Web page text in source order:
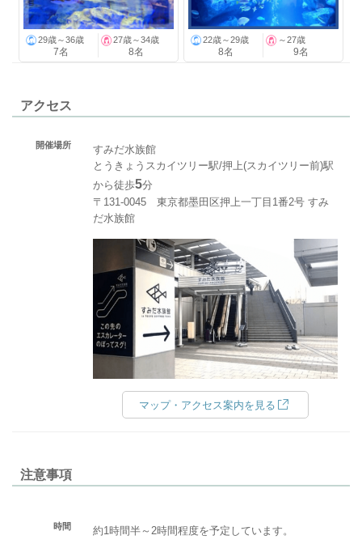
29歳～36歳
7名
27歳～34歳
8名
22歳～29歳
8名
～27歳
9名
アクセス
開催場所
すみだ水族館
とうきょうスカイツリー駅/​​​​​​​押上(スカイツリー前)駅
から徒歩5分
〒131-0045 東京都墨田区押上一丁目1番2号 すみ
だ水族館
マップ・アクセス案内を見る
注意事項
時間 約1時間半～2時間程度を予定しています。